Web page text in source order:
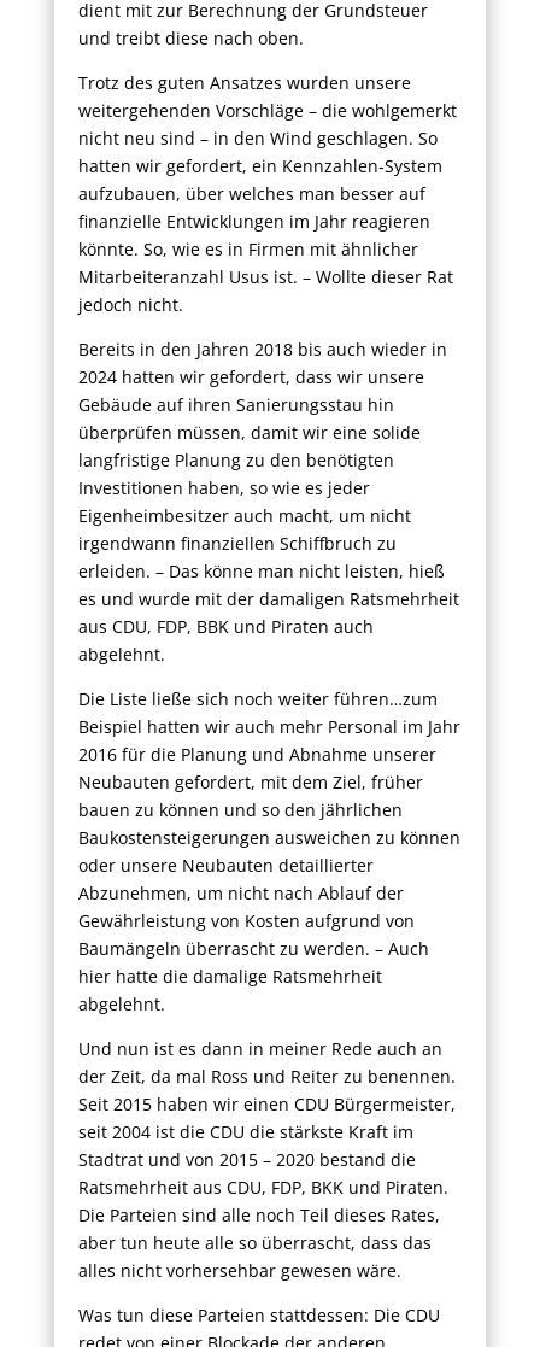
dient mit zur Berechnung der Grundsteuer
und treibt diese nach oben.
Trotz des guten Ansatzes wurden unsere
weitergehenden Vorschläge – die wohlgemerkt
nicht neu sind – in den Wind geschlagen. So
hatten wir gefordert, ein Kennzahlen-System
aufzubauen, über welches man besser auf
finanzielle Entwicklungen im Jahr reagieren
könnte. So, wie es in Firmen mit ähnlicher
Mitarbeiteranzahl Usus ist. – Wollte dieser Rat
jedoch nicht.
Bereits in den Jahren 2018 bis auch wieder in
2024 hatten wir gefordert, dass wir unsere
Gebäude auf ihren Sanierungsstau hin
überprüfen müssen, damit wir eine solide
langfristige Planung zu den benötigten
Investitionen haben, so wie es jeder
Eigenheimbesitzer auch macht, um nicht
irgendwann finanziellen Schiffbruch zu
erleiden. – Das könne man nicht leisten, hieß
es und wurde mit der damaligen Ratsmehrheit
aus CDU, FDP, BBK und Piraten auch
abgelehnt.
Die Liste ließe sich noch weiter führen…zum
Beispiel hatten wir auch mehr Personal im Jahr
2016 für die Planung und Abnahme unserer
Neubauten gefordert, mit dem Ziel, früher
bauen zu können und so den jährlichen
Baukostensteigerungen ausweichen zu können
oder unsere Neubauten detaillierter
Abzunehmen, um nicht nach Ablauf der
Gewährleistung von Kosten aufgrund von
Baumängeln überrascht zu werden. – Auch
hier hatte die damalige Ratsmehrheit
abgelehnt.
Und nun ist es dann in meiner Rede auch an
der Zeit, da mal Ross und Reiter zu benennen.
Seit 2015 haben wir einen CDU Bürgermeister,
seit 2004 ist die CDU die stärkste Kraft im
Stadtrat und von 2015 – 2020 bestand die
Ratsmehrheit aus CDU, FDP, BKK und Piraten.
Die Parteien sind alle noch Teil dieses Rates,
aber tun heute alle so überrascht, dass das
alles nicht vorhersehbar gewesen wäre.
Was tun diese Parteien stattdessen: Die CDU